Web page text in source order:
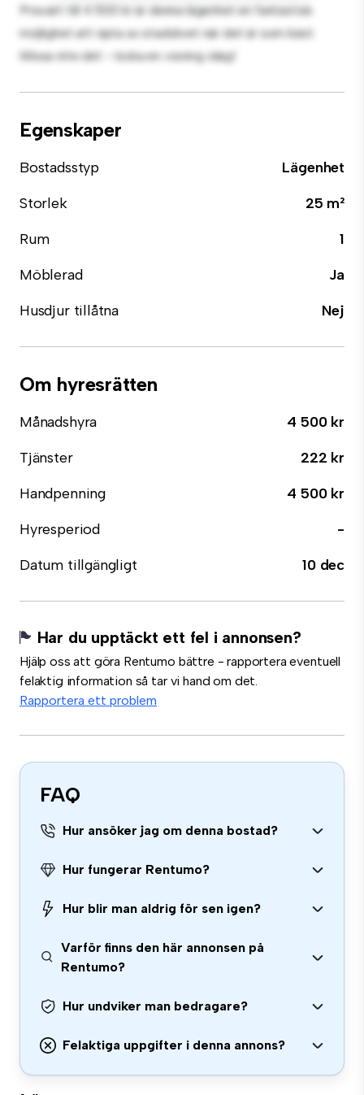
Prisvärt till 4 500 kr är denna lägenhet en fantastisk
möjlighet att njuta av stadslivet när det är som bäst.
Missa inte det – boka en visning idag!
Egenskaper
Bostadsstyp
Lägenhet
Storlek
25 m²
Rum
1
Möblerad
Ja
Husdjur tillåtna
Nej
Om hyresrätten
Månadshyra
4 500 kr
Tjänster
222 kr
Handpenning
4 500 kr
Hyresperiod
-
Datum tillgängligt
10 dec
Har du upptäckt ett fel i annonsen?
Hjälp oss att göra Rentumo bättre - rapportera eventuell
felaktig information så tar vi hand om det.
Rapportera ett problem
FAQ
Hur ansöker jag om denna bostad?
Hur fungerar Rentumo?
Hur blir man aldrig för sen igen?
Varför finns den här annonsen på
Rentumo?
Hur undviker man bedragare?
Felaktiga uppgifter i denna annons?